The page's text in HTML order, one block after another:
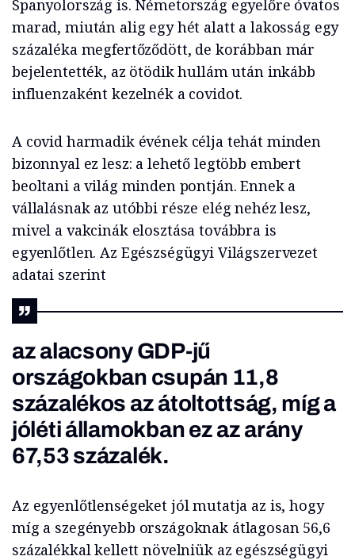
Spanyolország is. Németország egyelőre óvatos
marad, miután alig egy hét alatt a lakosság egy
százaléka megfertőződött, de korábban már
bejelentették, az ötödik hullám után inkább
influenzaként kezelnék a covidot.
A covid harmadik évének célja tehát minden
bizonnyal ez lesz: a lehető legtöbb embert
beoltani a világ minden pontján. Ennek a
vállalásnak az utóbbi része elég nehéz lesz,
mivel a vakcinák elosztása továbbra is
egyenlőtlen. Az Egészségügyi Világszervezet
adatai szerint
az alacsony GDP-jű
országokban csupán 11,8
százalékos az átoltottság, míg a
jóléti államokban ez az arány
67,53 százalék.
Az egyenlőtlenségeket jól mutatja az is, hogy
míg a szegényebb országoknak átlagosan 56,6
százalékkal kellett növelniük az egészségügyi